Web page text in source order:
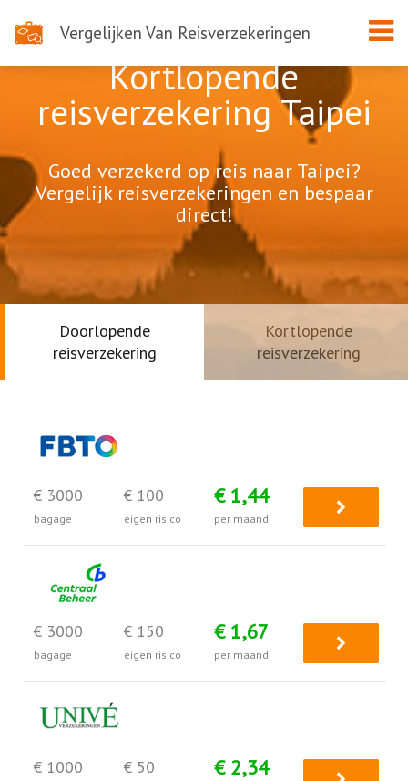
Vergelijken Van Reisverzekeringen
Kortlopende
reisverzekering Taipei
Goed verzekerd op reis naar Taipei?
Vergelijk reisverzekeringen en bespaar
direct!
Doorlopende
reisverzekering
Kortlopende
reisverzekering
€ 3000
bagage
€ 100
eigen risico
€ 1,44
per maand
€ 3000
bagage
€ 150
eigen risico
€ 1,67
per maand
€ 1000 € 50 € 2,34